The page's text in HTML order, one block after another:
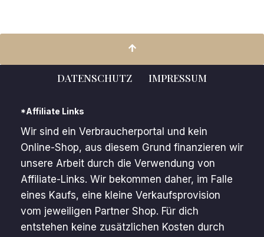
DATENSCHUTZ IMPRESSUM
*Affiliate Links
Wir sind ein Verbraucherportal und kein
Online-Shop, aus diesem Grund finanzieren wir
unsere Arbeit durch die Verwendung von
Affiliate-Links. Wir bekommen daher, im Falle
eines Kaufs, eine kleine Verkaufsprovision
vom jeweiligen Partner Shop. Für dich
entstehen keine zusätzlichen Kosten durch